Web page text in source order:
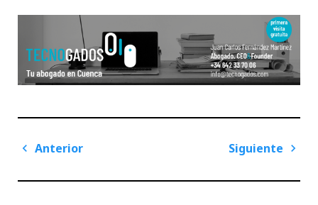
Navegación
entradas
Anterior
Siguiente